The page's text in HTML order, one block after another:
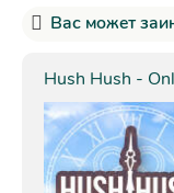
Вас может
Hush Hush -